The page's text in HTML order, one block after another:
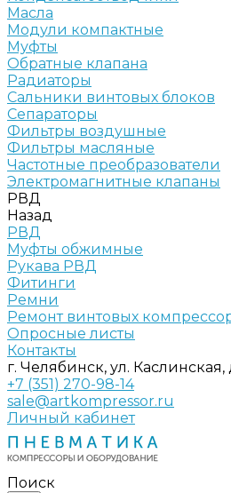
Масла
Модули компактные
Муфты
Обратные клапана
Радиаторы
Сальники винтовых блоков
Сепараторы
Фильтры воздушные
Фильтры масляные
Частотные преобразователи
Электромагнитные клапаны
РВД
Назад
РВД
Муфты обжимные
Рукава РВД
Фитинги
Ремни
Ремонт винтовых
Опросные листы
Контакты
г. Челябинск, ул. Каслинская,
+7 (351) 270-98-14
sale@artkompressor.ru
Личный кабинет
Поиск